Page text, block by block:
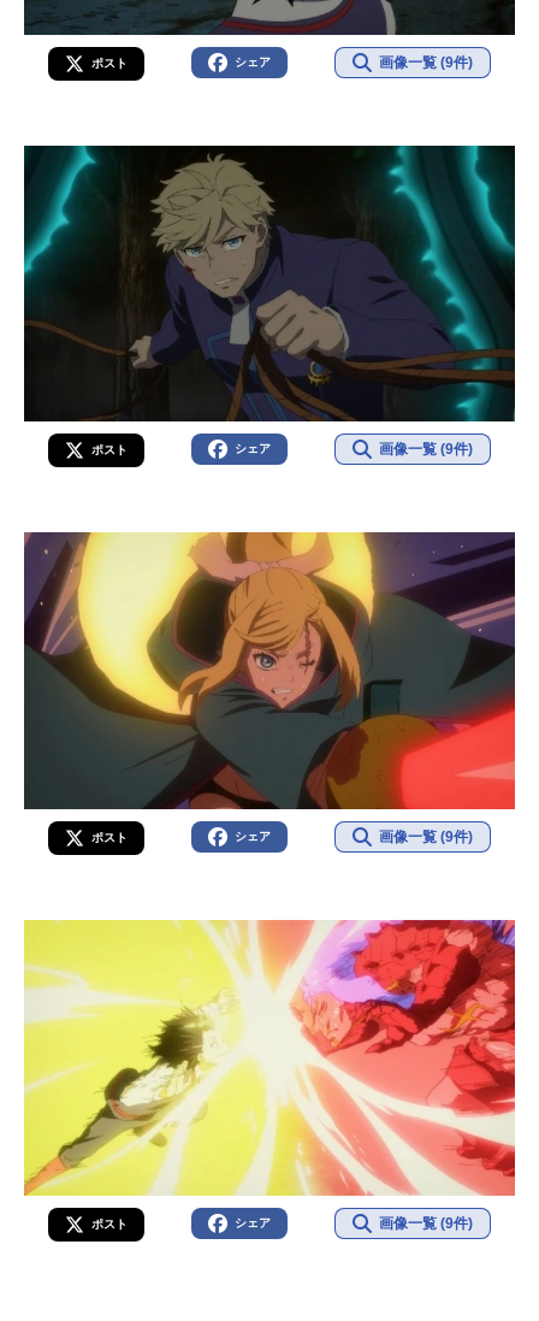
ポスト シェア 画像一覧 (9件)
ポスト シェア 画像一覧 (9件)
ポスト シェア 画像一覧 (9件)
ポスト シェア 画像一覧 (9件)